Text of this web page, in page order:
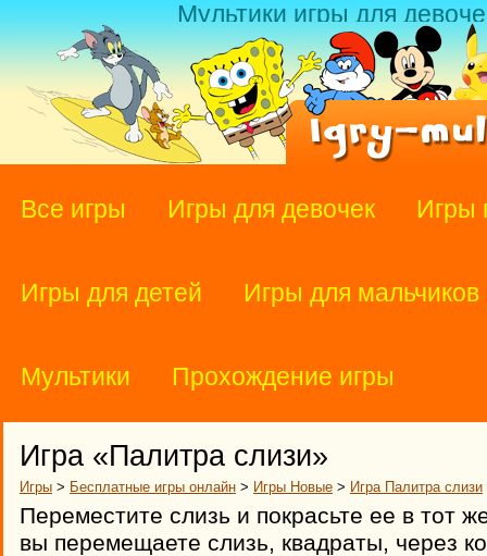
Мультики игры для
Все игры Игры для девочек Игры
Игры для детей Игры для мальчиков
Мультики Прохождение игры
Игра «Палитра слизи»
Игры > Бесплатные игры онлайн > Игры Новые > Игра Палитра слизи
Переместите слизь и покрасьте ее в тот
вы перемещаете слизь, квадраты, через